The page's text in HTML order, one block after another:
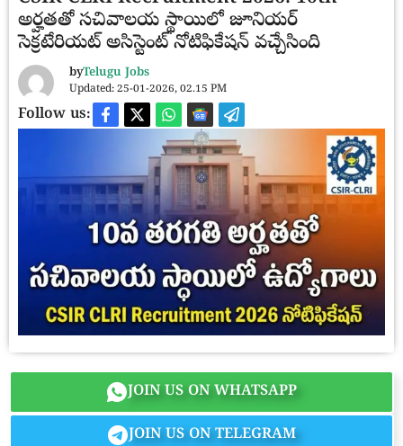
అర్హతతో సచివాలయ స్థాయిలో జూనియర్
సెక్రటేరియట్ అసిస్టెంట్ నోటిఫికేషన్ వచ్చేసింది
byTelugu Jobs
Updated: 25-01-2026, 02.15 PM
Follow us:
JOIN US ON WHATSAPP
JOIN US ON TELEGRAM